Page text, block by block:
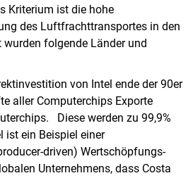
Kriterium ist die hohe
des Luftfrachttransportes in den
folgende Länder und
von Intel ende der 90er
aller Computerchips Exporte
Diese werden zu 99,9%
ist ein Beispiel einer
driven) Wertschöpfungs-
Unternehmens, dass Costa